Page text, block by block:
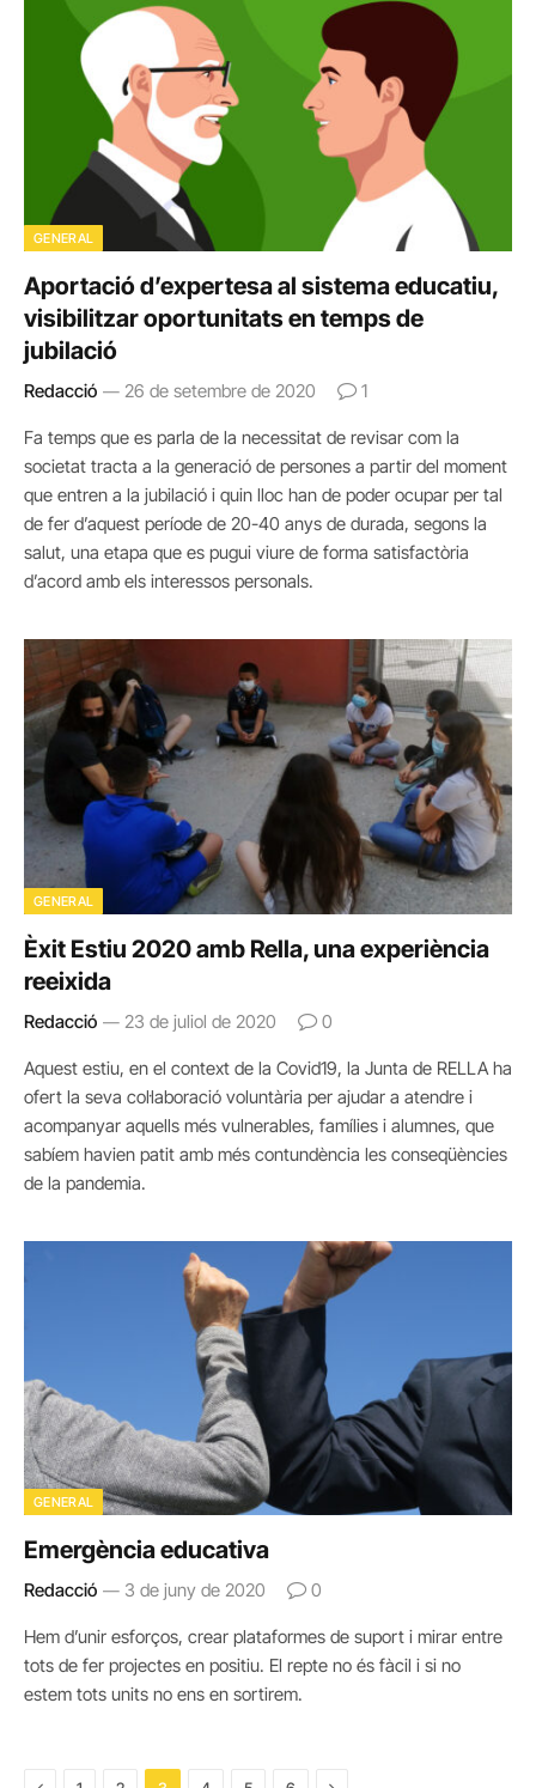
GENERAL
Aportació d’expertesa al sistema educatiu,
visibilitzar oportunitats en temps de
jubilació
Redacció 26 de setembre de 2020 1
Fa temps que es parla de la necessitat de revisar com la
societat tracta a la generació de persones a partir del moment
que entren a la jubilació i quin lloc han de poder ocupar per tal
de fer d’aquest període de 20-40 anys de durada, segons la
salut, una etapa que es pugui viure de forma satisfactòria
d’acord amb els interessos personals.
GENERAL
Èxit Estiu 2020 amb Rella, una experiència
reeixida
Redacció 23 de juliol de 2020 0
Aquest estiu, en el context de la Covid19, la Junta de RELLA ha
ofert la seva col·laboració voluntària per ajudar a atendre i
acompanyar aquells més vulnerables, famílies i alumnes, que
sabíem havien patit amb més contundència les conseqüències
de la pandemia.
GENERAL
Emergència educativa
Redacció 3 de juny de 2020 0
Hem d’unir esforços, crear plataformes de suport i mirar entre
tots de fer projectes en positiu. El repte no és fàcil i si no
estem tots units no ens en sortirem.